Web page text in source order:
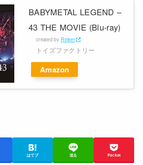
BABYMETAL LEGEND –
43 THE MOVIE (Blu-ray)
created by Rinker
トイズファクトリー
Amazon
はてブ 送る Pocket